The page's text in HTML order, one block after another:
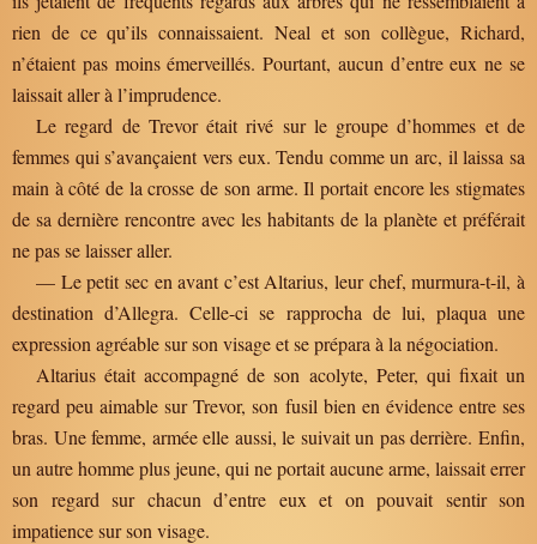
rien de ce qu’ils connaissaient. Neal et son collègue, Richard,
n’étaient pas moins émerveillés. Pourtant, aucun d’entre eux ne se
laissait aller à l’imprudence.
Le regard de Trevor était rivé sur le groupe d’hommes et de
femmes qui s’avançaient vers eux. Tendu comme un arc, il laissa sa
main à côté de la crosse de son arme. Il portait encore les stigmates
de sa dernière rencontre avec les habitants de la planète et préférait
ne pas se laisser aller.
— Le petit sec en avant c’est Altarius, leur chef, murmura-t-il, à
destination d’Allegra. Celle-ci se rapprocha de lui, plaqua une
expression agréable sur son visage et se prépara à la négociation.
Altarius était accompagné de son acolyte, Peter, qui fixait un
regard peu aimable sur Trevor, son fusil bien en évidence entre ses
bras. Une femme, armée elle aussi, le suivait un pas derrière. Enfin,
un autre homme plus jeune, qui ne portait aucune arme, laissait errer
son regard sur chacun d’entre eux et on pouvait sentir son
impatience sur son visage.